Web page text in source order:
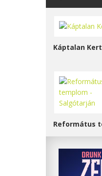
Káptalan Kert